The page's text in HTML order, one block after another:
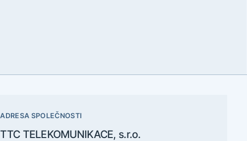
ADRESA SPOLEČNOSTI
TTC TELEKOMUNIKACE, s.r.o.